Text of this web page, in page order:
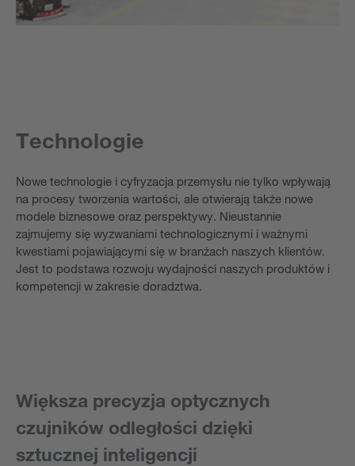
Technologie
Nowe technologie i cyfryzacja przemysłu nie tylko wpływają
na procesy tworzenia wartości, ale otwierają także nowe
modele biznesowe oraz perspektywy. Nieustannie
zajmujemy się wyzwaniami technologicznymi i ważnymi
kwestiami pojawiającymi się w branżach naszych klientów.
Jest to podstawa rozwoju wydajności naszych produktów i
kompetencji w zakresie doradztwa.
Większa precyzja optycznych
czujników odległości dzięki
sztucznej inteligencji